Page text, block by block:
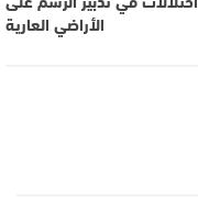
الأراضي العارية